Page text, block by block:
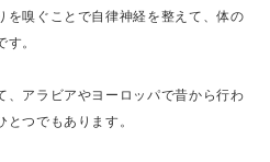
を嗅ぐことで自律神経を整えて、体の
。
、アラビアやヨーロッパで昔から行わ
つでもあります。